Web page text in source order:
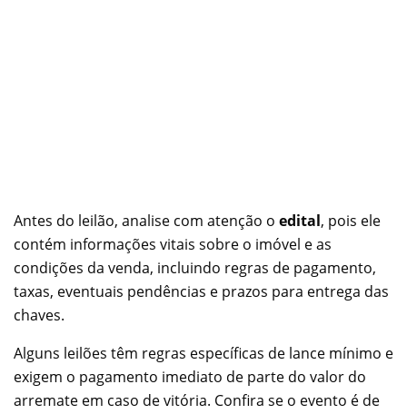
Antes do leilão, analise com atenção o edital, pois ele
contém informações vitais sobre o imóvel e as
condições da venda, incluindo regras de pagamento,
taxas, eventuais pendências e prazos para entrega das
chaves.
Alguns leilões têm regras específicas de lance mínimo e
exigem o pagamento imediato de parte do valor do
arremate em caso de vitória. Confira se o evento é de